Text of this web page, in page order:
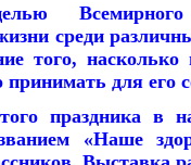
Всемирного
среди
того,
для его
праздника в
«Наше